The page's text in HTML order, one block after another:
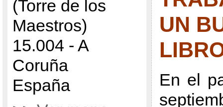
(Torre de los
Maestros)
15.004 - A
Coruña
España
UN
En el